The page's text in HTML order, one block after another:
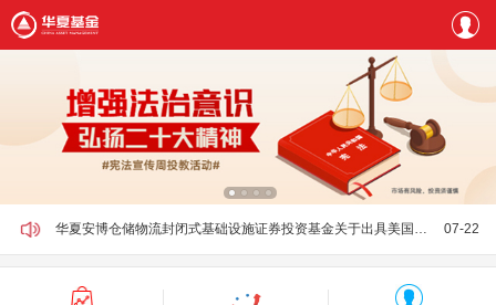
07-22
华夏安博仓储物流封闭式基础设施证券投资基金关于出具美国税务相关合格通知的声明